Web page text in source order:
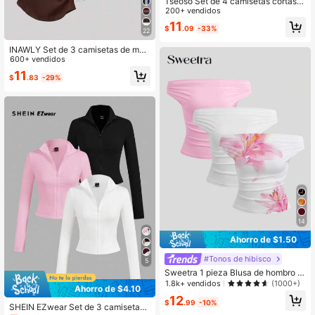
22
INAWLY Set de 3 camisetas de muj
er de manga corta con pliegues en l
a cintura, de estilo casual y elegant
e, adecuadas para el verano
600+ vendidos
$11 .83 -29%
5
Ahorro de $4.10
SHEIN EZwear Set de 3 camisetas
e manga corta y cuello redondo de
unicolor y ajustadas para mujeres, c
on bordado de margarita
200+ vendidos
$11.09 -33%
14
Ahorro de $1.50
#Tonos de hibisco
Sweetra 1 pieza Blusa de hombro c
aído plisada de moda para vacacio
1.8k+ vendidos (1000+)
$12.99 -10%